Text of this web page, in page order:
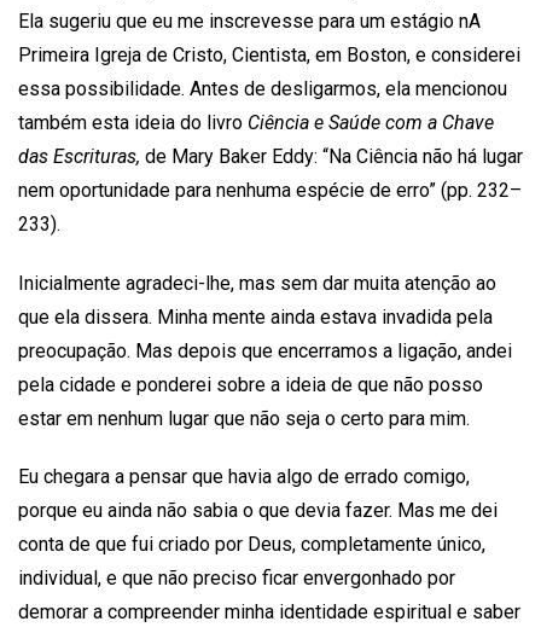
Ela sugeriu que eu me inscrevesse para um estágio nA
Primeira Igreja de Cristo, Cientista, em Boston, e considerei
essa possibilidade. Antes de desligarmos, ela mencionou
também esta ideia do livro Ciência e Saúde com a Chave
das Escrituras, de Mary Baker Eddy: “Na Ciência não há lugar
nem oportunidade para nenhuma espécie de erro” (pp. 232–
233).
Inicialmente agradeci-lhe, mas sem dar muita atenção ao
que ela dissera. Minha mente ainda estava invadida pela
preocupação. Mas depois que encerramos a ligação, andei
pela cidade e ponderei sobre a ideia de que não posso
estar em nenhum lugar que não seja o certo para mim.
Eu chegara a pensar que havia algo de errado comigo,
porque eu ainda não sabia o que devia fazer. Mas me dei
conta de que fui criado por Deus, completamente único,
individual, e que não preciso ficar envergonhado por
demorar a compreender minha identidade espiritual e saber